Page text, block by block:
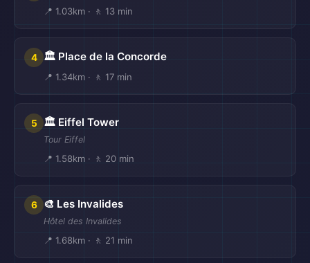
📍 1.03km · 🚶 13 min
4 🏛️ Place de la Concorde
📍 1.34km · 🚶 17 min
5 🏛️ Eiffel Tower
Tour Eiffel
📍 1.58km · 🚶 20 min
6 🎨 Les Invalides
Hôtel des Invalides
📍 1.68km · 🚶 21 min